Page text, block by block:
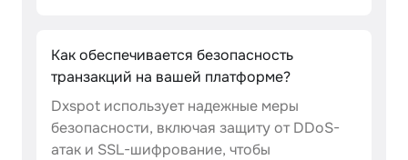
Как обеспечивается безопасность
транзакций на вашей платформе?
Dxspot использует надежные меры
безопасности, включая защиту от DDoS-
атак и SSL-шифрование, чтобы